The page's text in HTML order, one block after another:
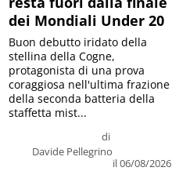
dei Mondiali Under 20
di
Davide Pellegrino
il 06/08/2026
Buon debutto iridato della
stellina della Cogne,
protagonista di una prova
coraggiosa nell'ultima frazione
della seconda batteria della
staffetta mist...